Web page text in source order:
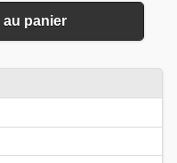
au panier